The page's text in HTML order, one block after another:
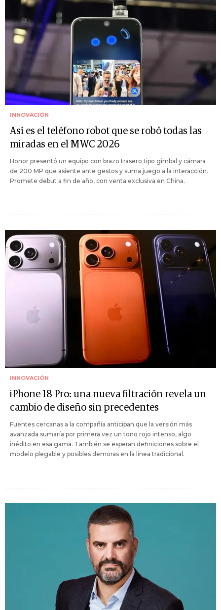
INNOVACIÓN
Así es el teléfono robot que se robó todas las
miradas en el MWC 2026
Honor presentó un equipo con brazo trasero tipo gimbal y cámara
de 200 MP que asiente ante gestos y suma juego a la interacción.
Promete debut a fin de año, con venta exclusiva en China.
INNOVACIÓN
iPhone 18 Pro: una nueva filtración revela un
cambio de diseño sin precedentes
Fuentes cercanas a la compañía anticipan que la versión más
avanzada sumaría por primera vez un tono rojo intenso, algo
inédito en esa gama. También se esperan definiciones sobre el
modelo plegable y posibles demoras en la línea tradicional.